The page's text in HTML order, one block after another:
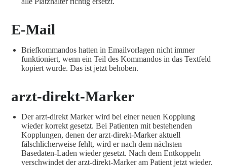
E-Mail
Briefkommandos hatten in Emailvorlagen nicht immer
funktioniert, wenn ein Teil des Kommandos in das Textfeld
kopiert wurde. Das ist jetzt behoben.
arzt-direkt-Marker
Der arzt-direkt Marker wird bei einer neuen Kopplung
wieder korrekt gesetzt. Bei Patienten mit bestehenden
Kopplungen, denen der arzt-direkt-Marker aktuell
fälschlicherweise fehlt, wird er nach dem nächsten
Basedaten-Laden wieder gesetzt. Nach dem Entkoppeln
verschwindet der arzt-direkt-Marker am Patient jetzt wieder.